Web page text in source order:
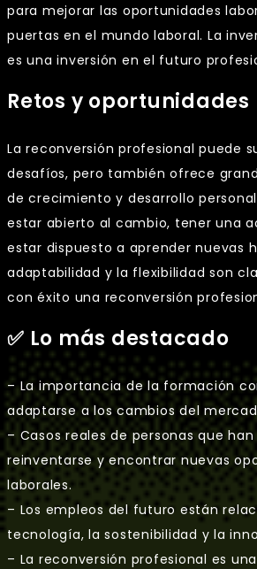
para mejorar las oportunidades
puertas en el mundo laboral. La
es una inversión en el futuro
Retos y oportunidades
La reconversión profesional puede
desafíos, pero también ofrece
de crecimiento y desarrollo
estar abierto al cambio, tener una
estar dispuesto a aprender nuevas
adaptabilidad y la flexibilidad son
con éxito una reconversión
✅ Lo más destacado
– La importancia de la formación
adaptarse a los cambios del
– Casos reales de personas que
reinventarse y encontrar nuevas
laborales.
– Los empleos del futuro están
tecnología, la sostenibilidad y la
– La reconversión profesional es